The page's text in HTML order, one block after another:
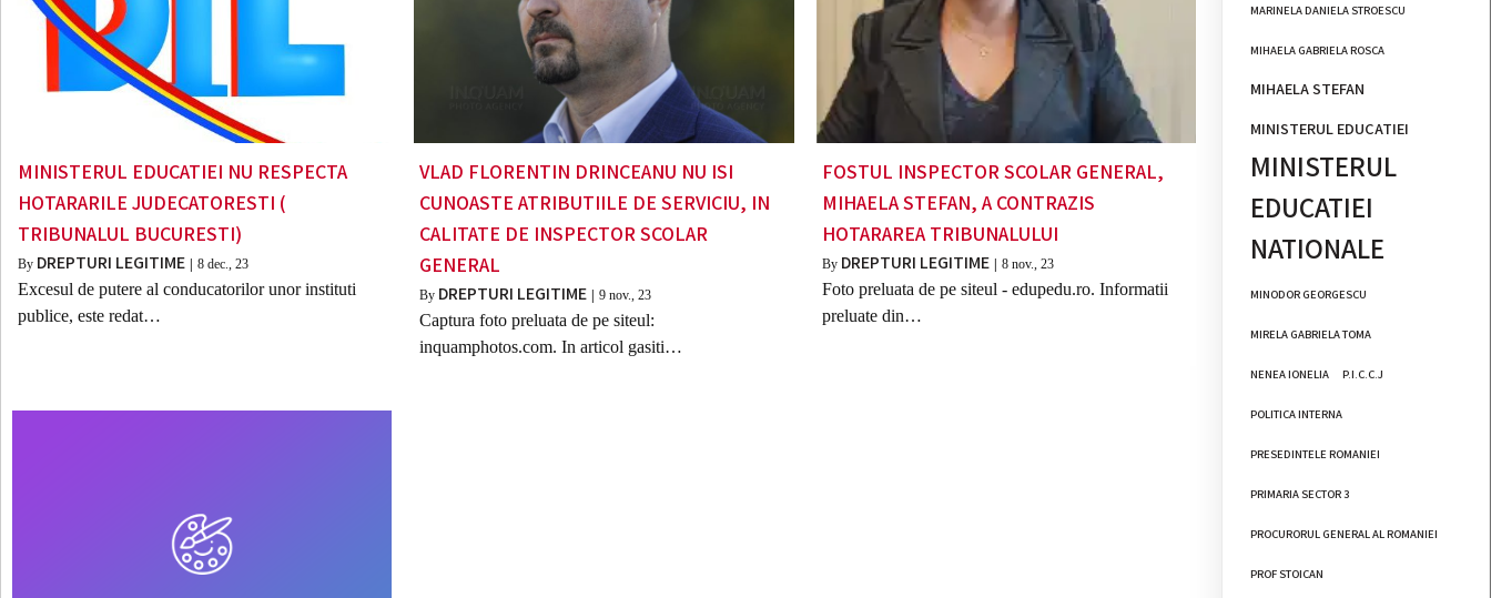
MINISTERUL EDUCATIEI NU RESPECTA
HOTARARILE JUDECATORESTI (
TRIBUNALUL BUCURESTI)
By DREPTURI LEGITIME | 8 dec., 23
Excesul de putere al conducatorilor unor instituti
publice, este redat…
VLAD FLORENTIN DRINCEANU NU ISI
CUNOASTE ATRIBUTIILE DE SERVICIU, IN
CALITATE DE INSPECTOR SCOLAR
GENERAL
By DREPTURI LEGITIME | 9 nov., 23
Captura foto preluata de pe siteul:
inquamphotos.com. In articol gasiti…
FOSTUL INSPECTOR SCOLAR GENERAL,
MIHAELA STEFAN, A CONTRAZIS
HOTARAREA TRIBUNALULUI
By DREPTURI LEGITIME | 8 nov., 23
Foto preluata de pe siteul - edupedu.ro. Informatii
preluate din…
MARINELA DANIELA STROESCU
MIHAELA GABRIELA ROSCA
MIHAELA STEFAN
MINISTERUL EDUCATIEI
MINISTERUL
EDUCATIEI
NATIONALE
MINODOR GEORGESCU
MIRELA GABRIELA TOMA
NENEA IONELIA P.I.C.C.J
POLITICA INTERNA
PRESEDINTELE ROMANIEI
PRIMARIA SECTOR 3
PROCURORUL GENERAL AL ROMANIEI
PROF STOICAN